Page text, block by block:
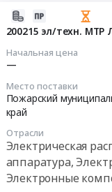
200215 эл/техн. МТР
Начальная цена
—
Место поставки
край
Отрасли
Электрическая
аппаратура,
Электронные